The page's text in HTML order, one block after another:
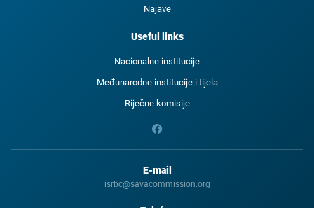
Najave
Useful links
Nacionalne institucije
Međunarodne institucije i tijela
Riječne komisije
E-mail
isrbc@savacommission.org